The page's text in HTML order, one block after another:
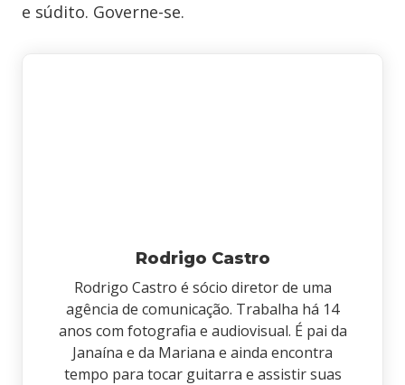
e súdito. Governe-se.
Rodrigo Castro
Rodrigo Castro é sócio diretor de uma
agência de comunicação. Trabalha há 14
anos com fotografia e audiovisual. É pai da
Janaína e da Mariana e ainda encontra
tempo para tocar guitarra e assistir suas